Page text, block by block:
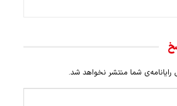
رایانامه‌ی شما منتشر نخواهد شد.